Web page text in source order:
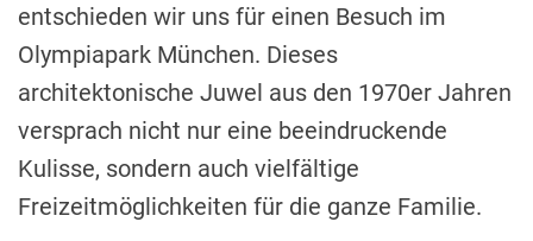
entschieden wir uns für einen Besuch im
Olympiapark München. Dieses
architektonische Juwel aus den 1970er Jahren
versprach nicht nur eine beeindruckende
Kulisse, sondern auch vielfältige
Freizeitmöglichkeiten für die ganze Familie.